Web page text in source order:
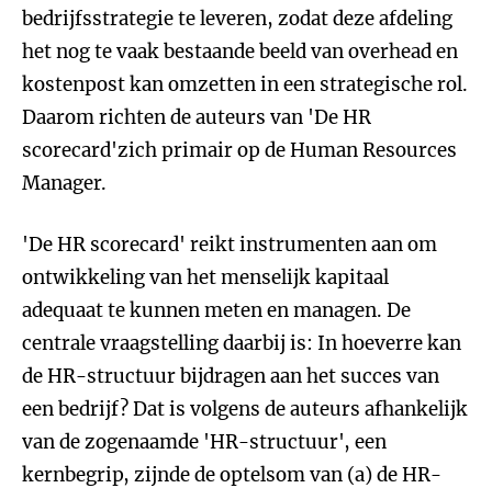
bedrijfsstrategie te leveren, zodat deze afdeling
het nog te vaak bestaande beeld van overhead en
kostenpost kan omzetten in een strategische rol.
Daarom richten de auteurs van 'De HR
scorecard'zich primair op de Human Resources
Manager.
'De HR scorecard' reikt instrumenten aan om
ontwikkeling van het menselijk kapitaal
adequaat te kunnen meten en managen. De
centrale vraagstelling daarbij is: In hoeverre kan
de HR-structuur bijdragen aan het succes van
een bedrijf? Dat is volgens de auteurs afhankelijk
van de zogenaamde 'HR-structuur', een
kernbegrip, zijnde de optelsom van (a) de HR-